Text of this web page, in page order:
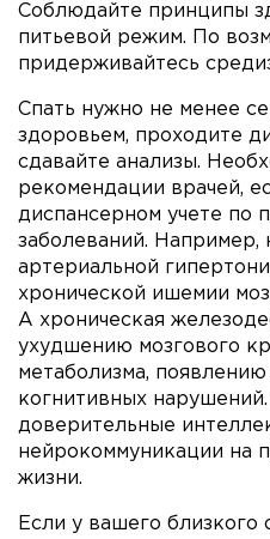
Соблюдайте принципы
питьевой режим. По
придерживайтесь
Спать нужно не менее
здоровьем, проходите
сдавайте анализы.
рекомендации врачей,
диспансерном учете по
заболеваний. Например,
артериальной
хронической ишемии
А хроническая
ухудшению мозгового
метаболизма,
когнитивных
доверительные
нейрокоммуникации на
жизни.
Если у вашего близкого